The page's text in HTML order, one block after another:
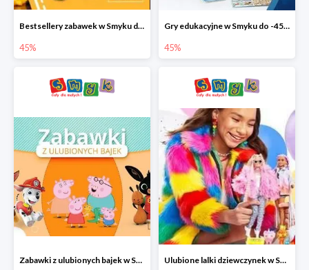
Bestsellery zabawek w Smyku do -45%
45%
Gry edukacyjne w Smyku do -45%
45%
Zabawki z ulubionych bajek w Smyku do -50% Ulubione lalki dziewczynek w Smyku do -45%